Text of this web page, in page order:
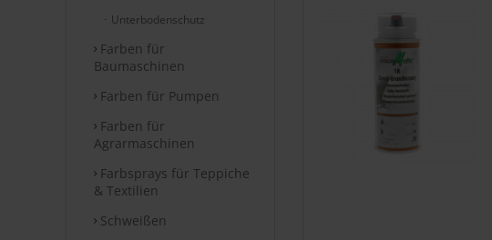
Unterbodenschutz
Farben für
Baumaschinen
Farben für Pumpen
Farben für
Agrarmaschinen
Farbsprays für Teppiche
& Textilien
Schweißen